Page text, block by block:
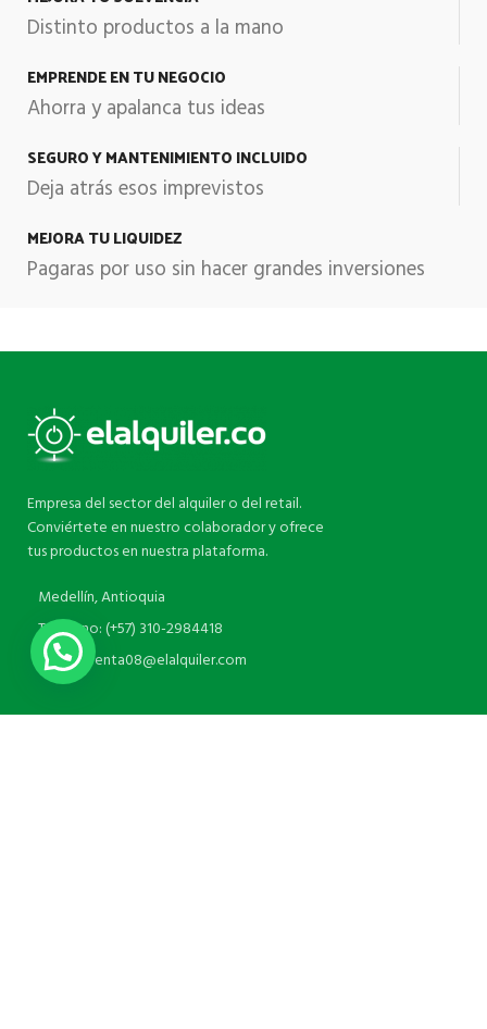
Distinto productos a la mano
EMPRENDE EN TU NEGOCIO
Ahorra y apalanca tus ideas
SEGURO Y MANTENIMIENTO INCLUIDO
Deja atrás esos imprevistos
MEJORA TU LIQUIDEZ
Pagaras por uso sin hacer grandes inversiones
Empresa del sector del alquiler o del retail.
Conviértete en nuestro colaborador y ofrece
tus productos en nuestra plataforma.
Medellín, Antioquia
Teléfono: (+57) 310-2984418
Correo:venta08@elalquiler.com